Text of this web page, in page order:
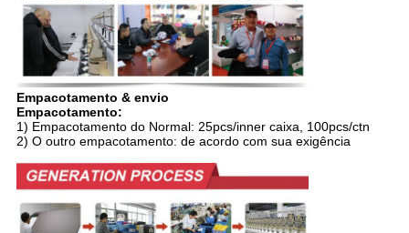
Empacotamento & envio
Empacotamento:
1) Empacotamento do Normal: 25pcs/inner caixa, 100pcs/ctn
2) O outro empacotamento: de acordo com sua exigência